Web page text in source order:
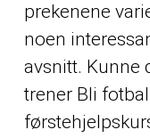
prekenene
noen
avsnitt. Kunne
trener Bli